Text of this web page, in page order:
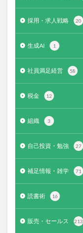
採用・求人戦略 20
生成AI 1
社員満足経営 58
税金 12
組織 3
自己投資・勉強 27
補足情報・雑学 71
読書術 16
販売・セールス 213